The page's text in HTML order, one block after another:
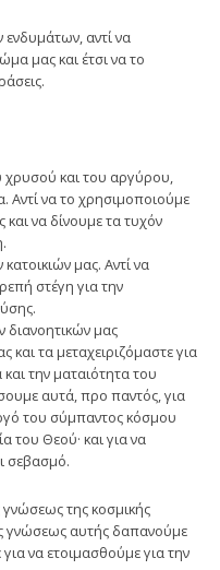
αντί να
μας και έτσι να το
και του αργύρου,
να το χρησιμοποιούμε
και να δίνουμε τα τυχόν
μας. Αντί να
στέγη για την
μας
και τα μεταχειριζόμαστε για
την ματαιότητα του
αυτά, προ παντός, για
του σύμπαντος κόσμου
του Θεού· και για να
σεβασμό.
της κοσμικής
γνώσεως αυτής δαπανούμε
να ετοιμασθούμε για την